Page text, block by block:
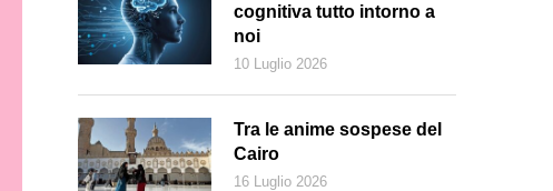
cognitiva tutto intorno a
noi
10 Luglio 2026
Tra le anime sospese del
Cairo
16 Luglio 2026